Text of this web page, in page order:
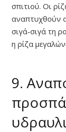
σπιτιού. Οι
αναπτυχθούν
σιγά-σιγά τη
η ρίζα
9.